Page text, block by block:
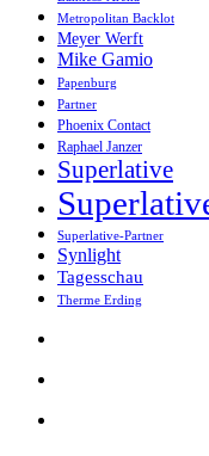
Metropolitan Backlot
Meyer Werft
Mike Gamio
Papenburg
Partner
Phoenix Contact
Raphael Janzer
Superlative
Superlative-Partner
Synlight
Tagesschau
Therme Erding